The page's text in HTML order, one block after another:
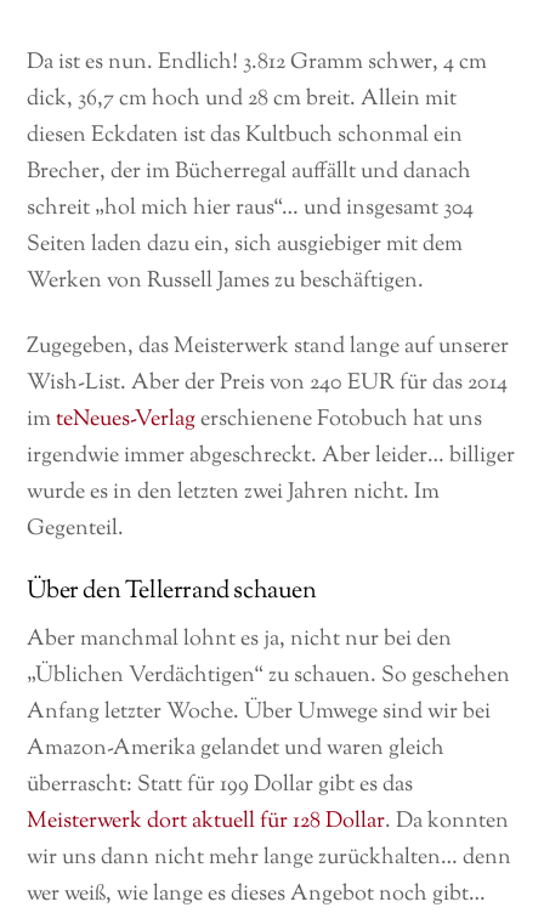
Da ist es nun. Endlich! 3.812 Gramm schwer, 4 cm
dick, 36,7 cm hoch und 28 cm breit. Allein mit
diesen Eckdaten ist das Kultbuch schonmal ein
Brecher, der im Bücherregal auffällt und danach
schreit „hol mich hier raus“… und insgesamt 304
Seiten laden dazu ein, sich ausgiebiger mit dem
Werken von Russell James zu beschäftigen.
Zugegeben, das Meisterwerk stand lange auf unserer
Wish-List. Aber der Preis von 240 EUR für das 2014
imteNeues-Verlagerschienene Fotobuch hat uns
irgendwie immer abgeschreckt. Aber leider… billiger
wurde es in den letzten zwei Jahren nicht. Im
Gegenteil.
Über den Tellerrand schauen
Aber manchmal lohnt es ja, nicht nur bei den
„Üblichen Verdächtigen“ zu schauen. So geschehen
Anfang letzter Woche. Über Umwege sind wir bei
Amazon-Amerika gelandet und waren gleich
überrascht: Statt für 199 Dollar gibt es das
Meisterwerk dort aktuell für 128 Dollar. Da konnten
wir uns dann nicht mehr lange zurückhalten… denn
wer weiß, wie lange es dieses Angebot noch gibt…